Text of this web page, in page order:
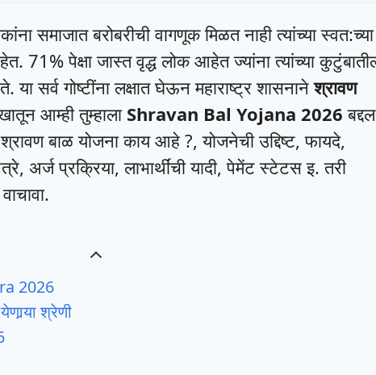
समाजात बरोबरीची वागणूक मिळत नाही त्यांच्या स्वत:च्या
71% पेक्षा जास्त वृद्ध लोक आहेत ज्यांना त्यांच्या
सर्व गोष्टींना लक्षात घेऊन महाराष्ट्र शासनानेश्रावण
आम्ही तुम्हाला Shravan Bal Yojana 2026 बद्दल
बाळ योजना काय आहे ?, योजनेची उद्दिष्ट, फायदे,
अर्ज प्रक्रिया, लाभार्थींची यादी, पेमेंट स्टेटस इ. तरी
2026
श्रेणी